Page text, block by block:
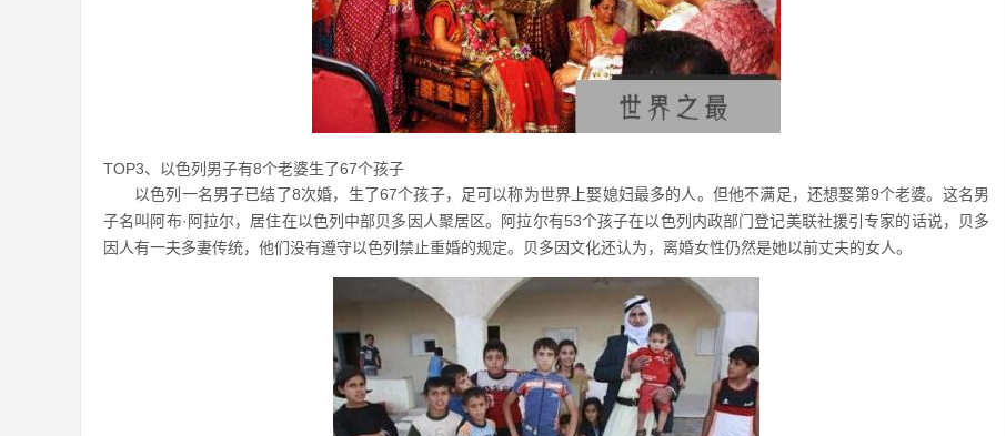
TOP3、以色列男子有8个老婆生了67个孩子
以色列一名男子已结了8次婚，生了67个孩子，足可以称为世界上娶媳妇最多的人。但他不满足，还想娶第9个老婆。这名男
子名叫阿布·阿拉尔，居住在以色列中部贝多因人聚居区。阿拉尔有53个孩子在以色列内政部门登记美联社援引专家的话说，贝多
因人有一夫多妻传统，他们没有遵守以色列禁止重婚的规定。贝多因文化还认为，离婚女性仍然是她以前丈夫的女人。